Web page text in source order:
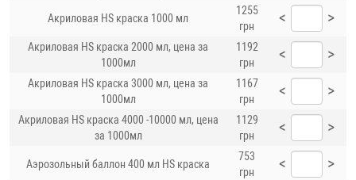
Акриловая HS краска 1000 мл
1255
грн
< >
Акриловая HS краска 2000 мл, цена за
1000мл
1192
грн
< >
Акриловая HS краска 3000 мл, цена за
1000мл
1167
грн
< >
Акриловая HS краска 4000 -10000 мл, цена
за 1000мл
1129
грн
< >
Аэрозольный баллон 400 мл HS краска
753
грн
< >